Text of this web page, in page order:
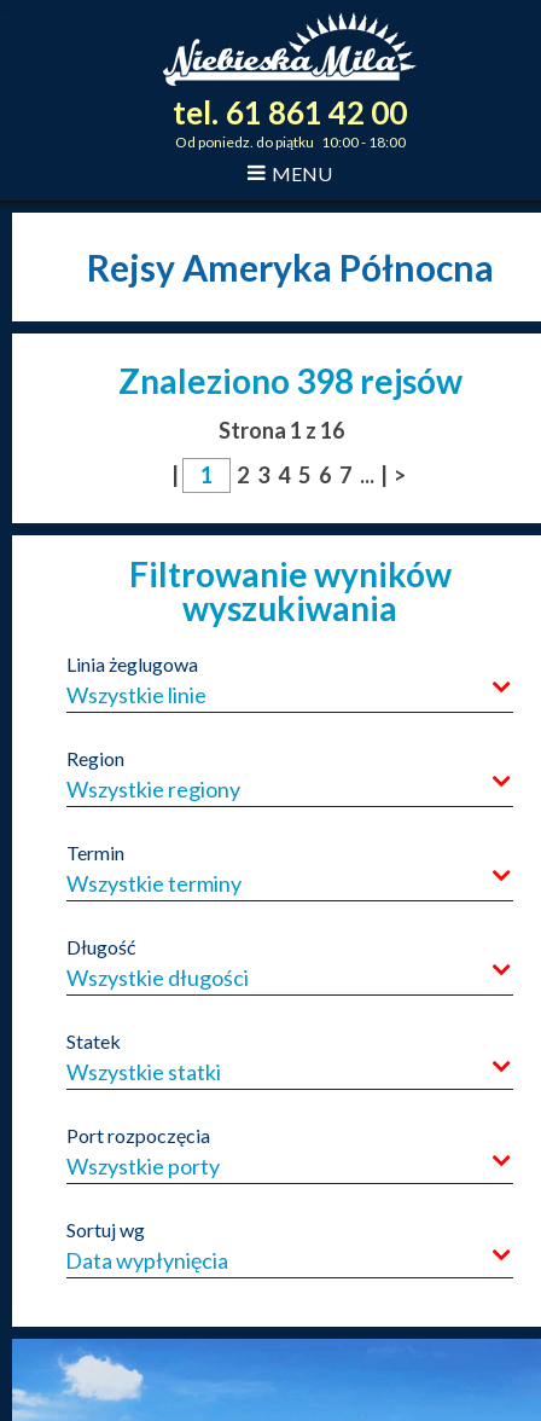
tel. 61 861 42 00
Od poniedz. do piątku 10:00 - 18:00
MENU
Rejsy Ameryka Północna
Znaleziono 398 rejsów
Strona 1 z 16
2 3 4 5 6 7 ... >
Filtrowanie wyników
wyszukiwania
Linia żeglugowa
Wszystkie linie
Region
Wszystkie regiony
Termin
Wszystkie terminy
Długość
Wszystkie długości
Statek
Wszystkie statki
Port rozpoczęcia
Wszystkie porty
Sortuj wg